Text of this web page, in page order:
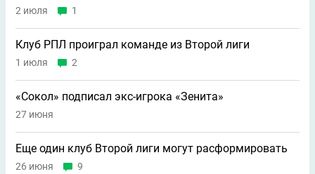
2 июля 1
Клуб РПЛ проиграл команде из Второй лиги
1 июля 2
«Сокол» подписал экс-игрока «Зенита»
27 июня
Еще один клуб Второй лиги могут расформировать
26 июня 9